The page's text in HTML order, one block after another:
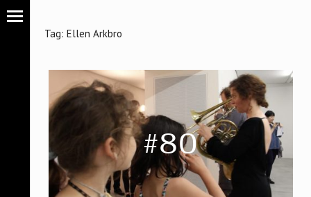
Tag:Ellen Arkbro
#80